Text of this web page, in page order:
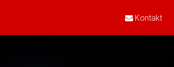
Kontakt